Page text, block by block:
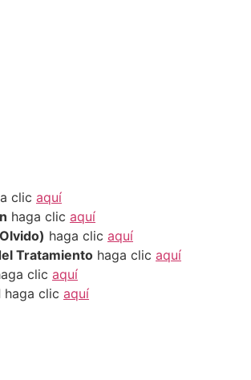
clic aquí
haga clic aquí
haga clic aquí
Tratamiento haga clic aquí
clic aquí
haga clic aquí